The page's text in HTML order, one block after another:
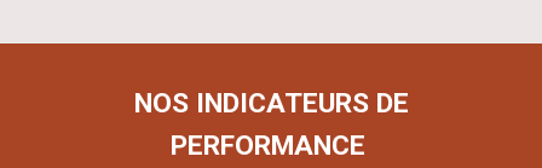
NOS INDICATEURS DE
PERFORMANCE